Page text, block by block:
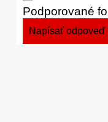
Podporované